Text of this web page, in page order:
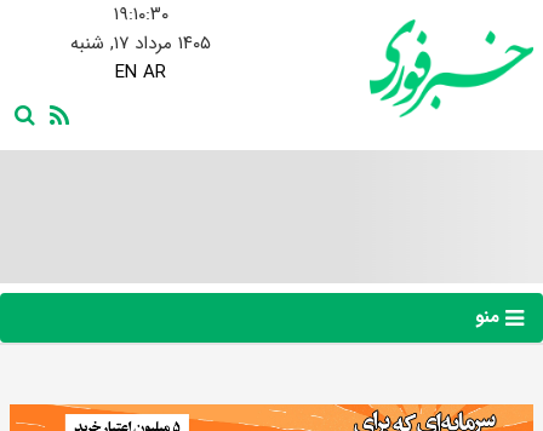
۱۹:۱۰:۳۱
۱۴۰۵ مرداد ۱۷, شنبه
EN AR
منو